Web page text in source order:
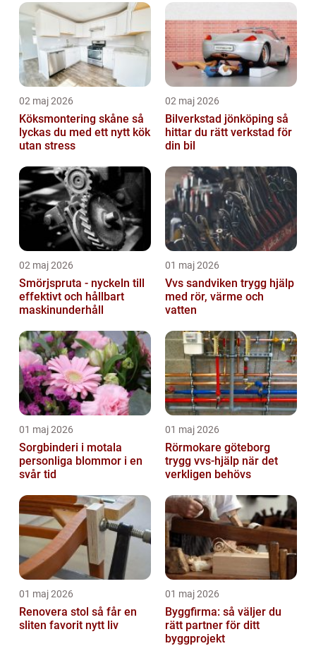
02 maj 2026
Köksmontering skåne så
lyckas du med ett nytt kök
utan stress
02 maj 2026
Bilverkstad jönköping så
hittar du rätt verkstad för
din bil
02 maj 2026
Smörjspruta - nyckeln till
effektivt och hållbart
maskinunderhåll
01 maj 2026
Vvs sandviken trygg hjälp
med rör, värme och
vatten
01 maj 2026
Sorgbinderi i motala
personliga blommor i en
svår tid
01 maj 2026
Rörmokare göteborg
trygg vvs-hjälp när det
verkligen behövs
01 maj 2026
Renovera stol så får en
sliten favorit nytt liv
01 maj 2026
Byggfirma: så väljer du
rätt partner för ditt
byggprojekt